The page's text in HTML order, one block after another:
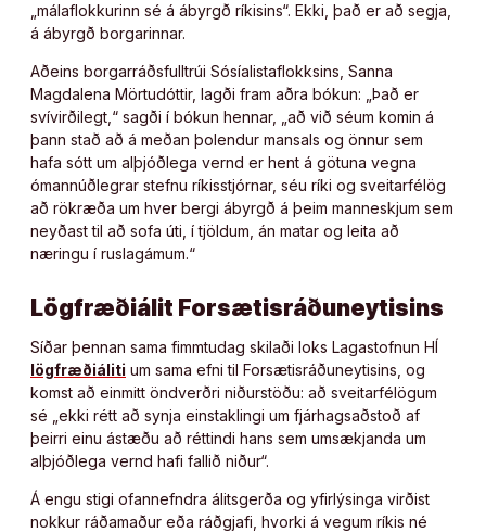
„málaflokkurinn sé á ábyrgð ríkisins“. Ekki, það er að segja,
á ábyrgð borgarinnar.
Aðeins borgarráðsfulltrúi Sósíalistaflokksins, Sanna
Magdalena Mörtudóttir, lagði fram aðra bókun: „Það er
svívirðilegt,“ sagði í bókun hennar, „að við séum komin á
þann stað að á meðan þolendur mansals og önnur sem
hafa sótt um alþjóðlega vernd er hent á götuna vegna
ómannúðlegrar stefnu ríkisstjórnar, séu ríki og sveitarfélög
að rökræða um hver bergi ábyrgð á þeim manneskjum sem
neyðast til að sofa úti, í tjöldum, án matar og leita að
næringu í ruslagámum.“
Lögfræðiálit Forsætisráðuneytisins
Síðar þennan sama fimmtudag skilaði loks Lagastofnun HÍ
lögfræðiáliti um sama efni til Forsætisráðuneytisins, og
komst að einmitt öndverðri niðurstöðu: að sveitarfélögum
sé „ekki rétt að synja einstaklingi um fjárhagsaðstoð af
þeirri einu ástæðu að réttindi hans sem umsækjanda um
alþjóðlega vernd hafi fallið niður“.
Á engu stigi ofannefndra álitsgerða og yfirlýsinga virðist
nokkur ráðamaður eða ráðgjafi, hvorki á vegum ríkis né